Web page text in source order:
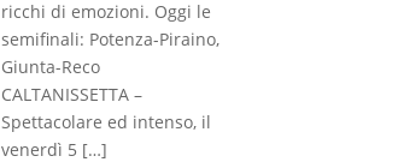
ricchi di emozioni. Oggi le
semifinali: Potenza-Piraino,
Giunta-Reco
CALTANISSETTA –
Spettacolare ed intenso, il
venerdì 5 […]